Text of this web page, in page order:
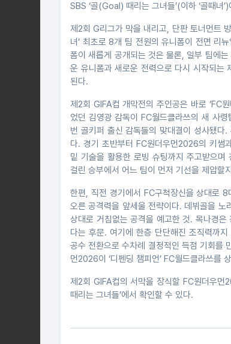
SBS ‘골(Goal) 때리는 그녀들’(이하 ‘골때녀
제2회 G리그가 막을 내리고, 단판 토너먼트
녀’ 최초로 8개 팀 전원의 유니폼이 전면 리
폼이 새롭게 공개되는 것은 물론, 일부 팀에
운 유니폼과 새로운 전력으로 다시 시작되는
된다.
제2회 GIFA컵 개막전의 주인공은 바로 ‘FC
었던 김영광 감독이 FC월드클라쓰의 새 사
번 골키퍼 출신 감독들의 맞대결이 성사됐
다. 경기 초반부터 FC원더우먼2026의 키썸
밑 기술을 활용한 로빙 슈팅까지 주고받으며
걸린 승부에서 어느 팀이 먼저 기선을 제압할
한편, 직전 경기에서 FC구척장신을 상대로
오른 공격력을 앞세울 전략이다. 데뷔골을 노
상대로 거침없는 공격을 예고한 것. 목나경
다는 후문. 여기에 한층 단단해진 조직력까
공수 전환으로 수차례 결정적인 득점 기회를
먼2026이 ‘디펜딩 챔피언’ FC월드클라쓰를
제2회 GIFA컵의 서막을 장식할 FC원더우
때리는 그녀들’에서 확인할 수 있다.